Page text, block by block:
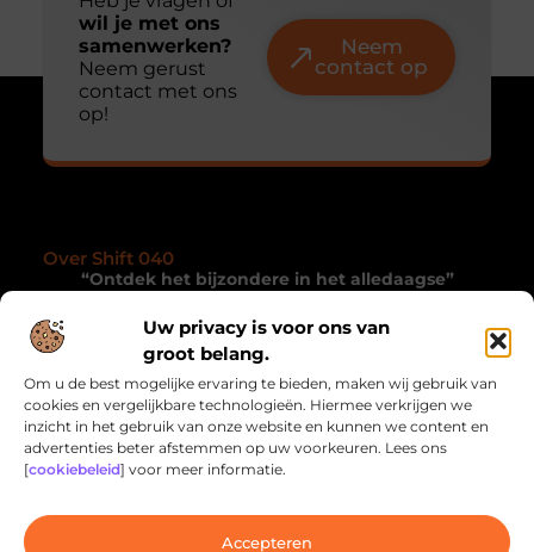
Uw privacy is voor ons van
groot belang.
Om u de best mogelijke ervaring te bieden, maken wij gebruik van
cookies en vergelijkbare technologieën. Hiermee verkrijgen we
inzicht in het gebruik van onze website en kunnen we content en
advertenties beter afstemmen op uw voorkeuren. Lees ons
[cookiebeleid] voor meer informatie.
Accepteren
wil je met ons
samenwerken?
Neem gerust
contact met ons
op!
Neem
contact op
Over Shift 040
“Ontdek het bijzondere in het alledaagse”
Shift040.nl nodigt je uit om met andere ogen te
kijken. Een collectie blogs die je inspireren, verrassen
en de magie van het dagelijkse leven onthullen.
Onze informatie